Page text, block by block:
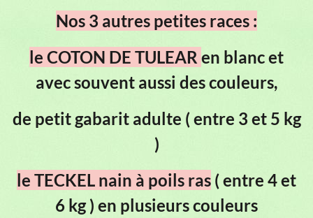
Nos 3 autres petites races :
le COTON DE TULEAR en blanc et
avec souvent aussi des couleurs,
de petit gabarit adulte ( entre 3 et 5 kg
)
le TECKEL nain à poils ras ( entre 4 et
6 kg ) en plusieurs couleurs